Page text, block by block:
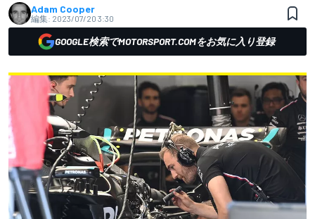
Adam Cooper
編集: 2023/07/20 3:30
GOOGLE検索でMOTORSPORT.COMをお気に入り登録